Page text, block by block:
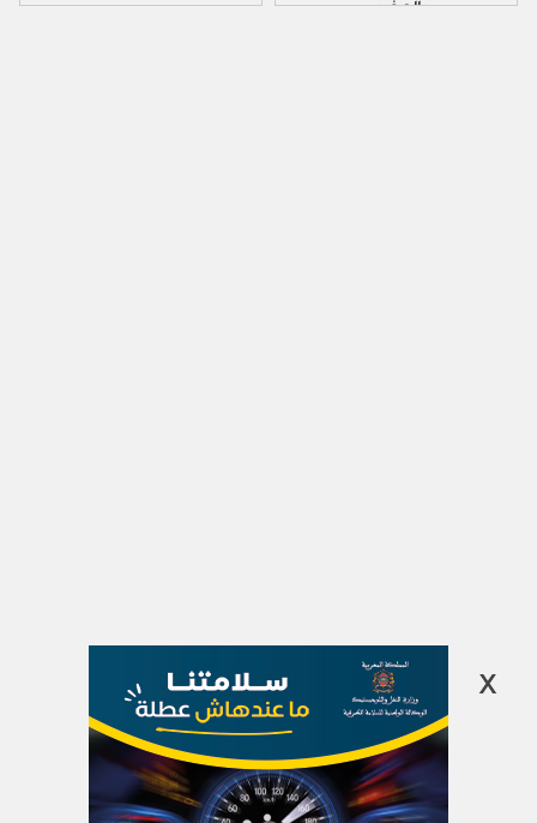
بالمغرب